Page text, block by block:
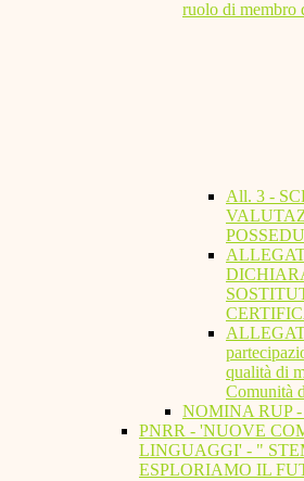
ruolo di membro
All. 3 -
qualità di
Comunità
NOMINA RUP
PNRR - 'NUOVE
LINGUAGGI' - "
ESPLORIAMO IL